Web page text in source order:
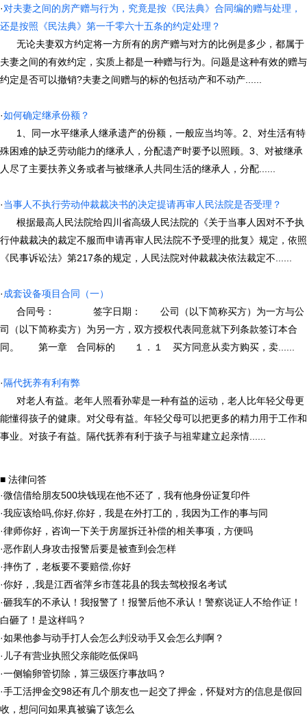
·对夫妻之间的房产赠与行为，究竟是按《民法典》合同编的赠与处理，
还是按照《民法典》第一千零六十五条的约定处理？
无论夫妻双方约定将一方所有的房产赠与对方的比例是多少，都属于
夫妻之间的有效约定，实质上都是一种赠与行为。问题是这种有效的赠与
约定是否可以撤销?夫妻之间赠与的标的包括动产和不动产......
·如何确定继承份额？
1、同一水平继承人继承遗产的份额，一般应当均等。2、对生活有特
殊困难的缺乏劳动能力的继承人，分配遗产时要予以照顾。3、对被继承
人尽了主要扶养义务或者与被继承人共同生活的继承人，分配......
·当事人不执行劳动仲裁裁决书的决定提请再审人民法院是否受理？
根据最高人民法院给四川省高级人民法院的《关于当事人因对不予执
行仲裁裁决的裁定不服而申请再审人民法院不予受理的批复》规定，依照
《民事诉讼法》第217条的规定，人民法院对仲裁裁决依法裁定不......
·成套设备项目合同（一）
合同号： 签字日期： 公司（以下简称买方）为一方与公
司（以下简称卖方）为另一方，双方授权代表同意就下列条款签订本合
同。 第一章 合同标的 １．１ 买方同意从卖方购买，卖......
·隔代抚养有利有弊
对老人有益。老年人照看孙辈是一种有益的运动，老人比年轻父母更
能懂得孩子的健康。对父母有益。年轻父母可以把更多的精力用于工作和
事业。对孩子有益。隔代抚养有利于孩子与祖辈建立起亲情......
■ 法律问答
·微信借给朋友500块钱现在他不还了，我有他身份证复印件
·我应该给吗,你好,你好，我是在外打工的，我因为工作的事与同
·律师你好，咨询一下关于房屋拆迁补偿的相关事项，方便吗
·恶作剧人身攻击报警后要是被查到会怎样
·摔伤了，老板要不要赔偿,你好
·你好，,我是江西省萍乡市莲花县的我去驾校报名考试
·砸我车的不承认！我报警了！报警后他不承认！警察说证人不给作证！
白砸了！是这样吗？
·如果他参与动手打人会怎么判没动手又会怎么判啊？
· 儿子有营业执照父亲能吃低保吗
·一侧输卵管切除，算三级医疗事故吗？
·手工活押金交98还有几个朋友也一起交了押金，怀疑对方的信息是假回
收，想问问如果真被骗了该怎么